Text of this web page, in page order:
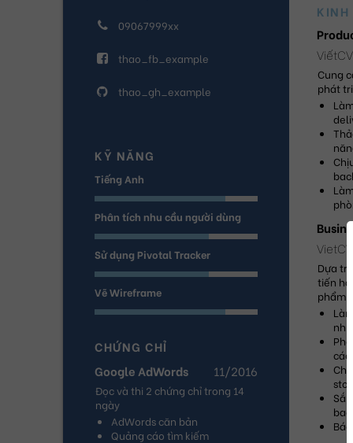
09067999xx
thao_fb_example
thao_gh_example
KỸ NĂNG
Tiếng Anh
Phân tích nhu cầu người dùng
Sử dụng Pivotal Tracker
Vẽ Wireframe
CHỨNG CHỈ
Google AdWords
11/2016
Đọc và thi 2 chứng chỉ trong 14
ngày
AdWords căn bản
Quảng cáo tìm kiếm
KINH
ViếtCV
Cung
phát
VietCV
Dựa
tiến
phẩm
các